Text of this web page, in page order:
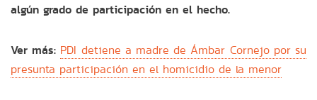
algún grado de participación en el hecho.
Ver más: PDI detiene a madre de Ámbar Cornejo por su
presunta participación en el homicidio de la menor